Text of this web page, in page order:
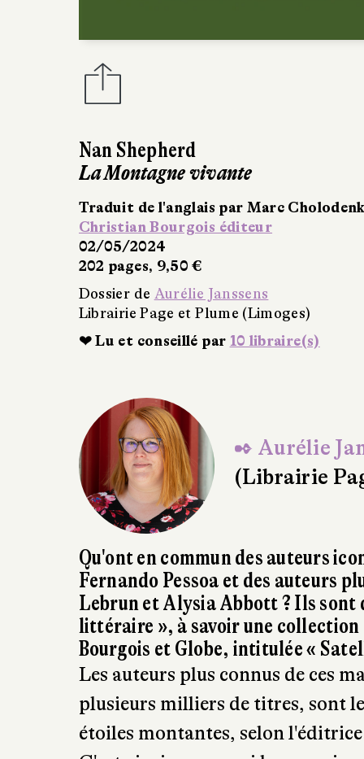
Maurice Pons
Les Saisons
Christian Bourgois éditeur
07/03/2024
260 pages, 8,50 €
Dossier de
Librairie Page et Plume
❤ Lu et conseillé par9
✒ Aurélie
(Librairie
Qu'ont en commun des auteurs
Fernando Pessoa et des auteurs
Lebrun et Alysia Abbott ? Ils sont
littéraire », à savoir une
Bourgois et Globe, intitulée «
Les auteurs plus connus de ces
plusieurs milliers de titres, sont
étoiles montantes, selon